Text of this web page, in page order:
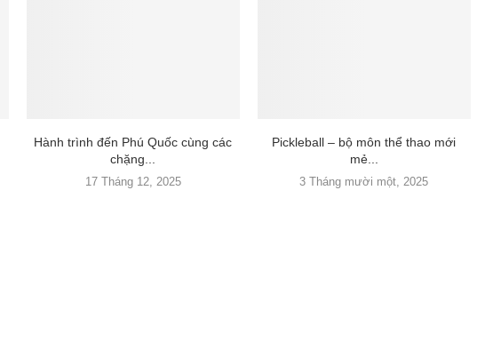
Hành trình đến Phú Quốc cùng các
chặng...
17 Tháng 12, 2025
Pickleball – bộ môn thể thao mới
mẻ...
3 Tháng mười một, 2025